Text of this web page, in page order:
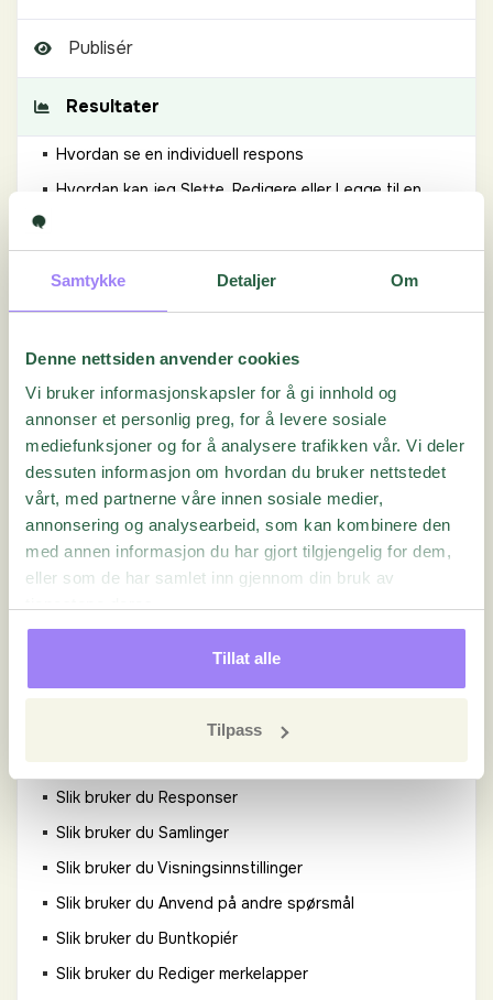
Samtykke Detaljer Om
Denne nettsiden anvender cookies
Vi bruker informasjonskapsler for å gi innhold og
annonser et personlig preg, for å levere sosiale
mediefunksjoner og for å analysere trafikken vår. Vi deler
dessuten informasjon om hvordan du bruker nettstedet
vårt, med partnerne våre innen sosiale medier,
annonsering og analysearbeid, som kan kombinere den
med annen informasjon du har gjort tilgjengelig for dem,
eller som de har samlet inn gjennom din bruk av
Tillat alle
Tilpass
Publisér
Resultater
Hvordan se en individuell respons
Hvordan kan jeg Slette, Redigere eller Legge til en
Hva gjør jeg hvis det mangler Spørsmål i rapporten
Hva betyr de ulike respondentsystemfeltene?
Slik oppretter du et nytt Verdilfilter
Slik bruker du Krysstabulering
Slik eksporterer du Respons fra Resultater
Slik lager du et nytt Tidsfilter
Slik bruker du Legg til serier
Slik lager du en Buntsammenligning
Slik bruker du LiveReport
Slik bruker du Ordsky
Slik bruker du Responser
Slik bruker du Samlinger
Slik bruker du Visningsinnstillinger
Slik bruker du Anvend på andre spørsmål
Slik bruker du Buntkopiér
Slik bruker du Rediger merkelapper